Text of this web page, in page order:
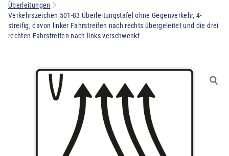
Überleitungen
Verkehrszeichen 501-83 Überleitungstafel ohne Gegenverkehr, 4-
streifig, davon linker Fahrstreifen nach rechts übergeleitet und die drei
rechten Fahrstreifen nach links verschwenkt